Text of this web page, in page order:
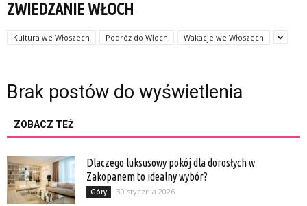
ZWIEDZANIE WŁOCH
Kultura we Włoszech Podróż do Włoch Wakacje we Włoszech
Brak postów do wyświetlenia
ZOBACZ TEŻ
Dlaczego luksusowy pokój dla dorosłych w
Zakopanem to idealny wybór?
Góry 30 stycznia 2026